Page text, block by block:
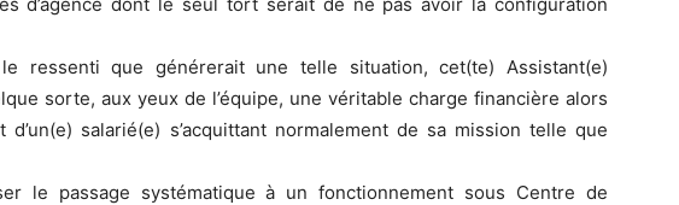
ressenti que générerait une telle situation, cet(te) Assistant(e)
sorte, aux yeux de l’équipe, une véritable charge financière alors
d’un(e) salarié(e) s’acquittant normalement de sa mission telle que
le passage systématique à un fonctionnement sous Centre de